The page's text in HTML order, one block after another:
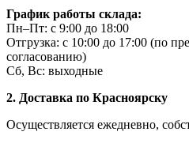
График работы склада:
Пн–Пт: с 9:00 до 18:00
Отгрузка: с 10:00 до 17:00 (по
согласованию)
Сб, Вс: выходные
2. Доставка по Красноярску
Осуществляется ежедневно,